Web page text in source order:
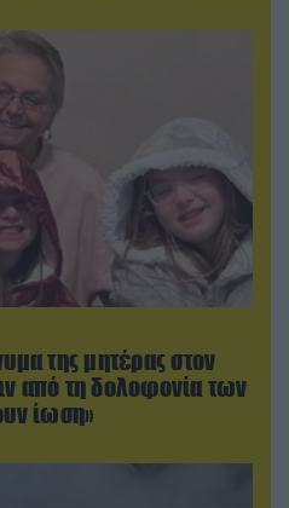
της μητέρας στον
από τη δολοφονία των
ίωση»